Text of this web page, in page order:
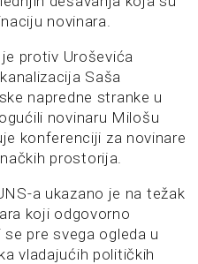
novinara.
protiv Uroševića
Saša
napredne stranke u
novinaru Milošu
konferenciji za novinare
prostorija.
a ukazano je na težak
koji odgovorno
pre svega ogleda u
vladajućih političkih